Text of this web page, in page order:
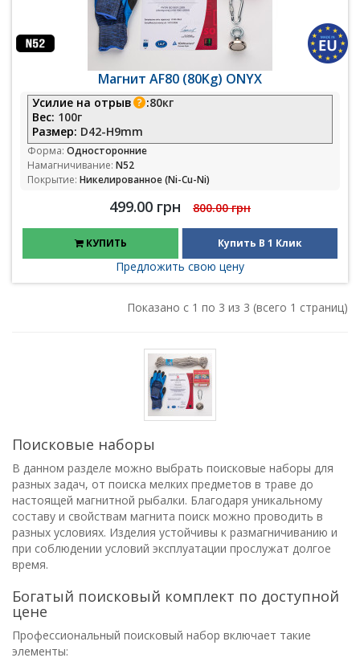
Магнит AF80 (80Kg) ONYX
Усилие на отрыв :80кг
Вес: 100г
Размер: D42-H9mm
Форма: Односторонние
Намагничивание: N52
Покрытие: Никелированное (Ni-Cu-Ni)
499.00 грн 800.00 грн
КУПИТЬ Купить В 1 Клик
Предложить свою цену
Показано с 1 по 3 из 3 (всего 1 страниц)
Поисковые наборы
В данном разделе можно выбрать поисковые наборы для
разных задач, от поиска мелких предметов в траве до
настоящей магнитной рыбалки. Благодаря уникальному
составу и свойствам магнита поиск можно проводить в
разных условиях. Изделия устойчивы к размагничиванию и
при соблюдении условий эксплуатации прослужат долгое
время.
Богатый поисковый комплект по доступной
цене
Профессиональный поисковый набор включает такие
элементы: